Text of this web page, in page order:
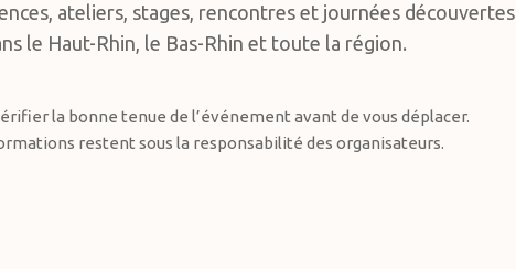
ateliers, stages, rencontres et journées découvertes
le Haut-Rhin, le Bas-Rhin et toute la région.
la bonne tenue de l’événement avant de vous déplacer.
restent sous la responsabilité des organisateurs.